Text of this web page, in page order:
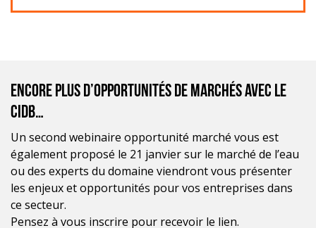
Encore plus d’opportunités de marchés avec le
CIDB…
Un second webinaire opportunité marché vous est
également proposé le 21 janvier sur le marché de l’eau
ou des experts du domaine viendront vous présenter
les enjeux et opportunités pour vos entreprises dans
ce secteur.
Pensez à vous inscrire pour recevoir le lien.